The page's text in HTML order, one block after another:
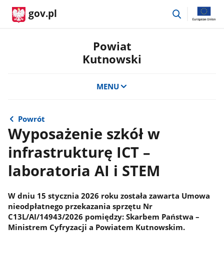
gov.pl
przejdź
Powiat
Kutnowski
MENU
Powrót
Wyposażenie szkół w
infrastrukturę ICT –
laboratoria AI i STEM
W dniu 15 stycznia 2026 roku została zawarta Umowa
nieodpłatnego przekazania sprzętu Nr
C13L/AI/14943/2026 pomiędzy: Skarbem Państwa –
Ministrem Cyfryzacji a Powiatem Kutnowskim.